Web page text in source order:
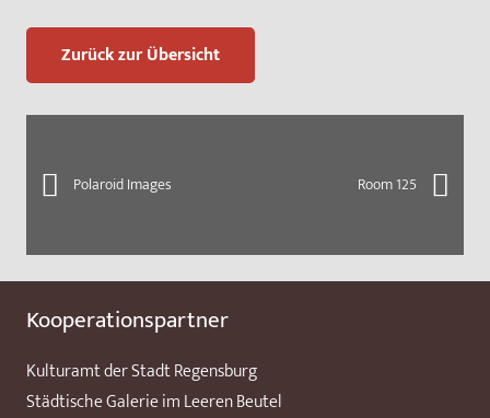
Zurück zur Übersicht
Polaroid Images Room 125
Kooperationspartner
Kulturamt der Stadt Regensburg
Städtische Galerie im Leeren Beutel